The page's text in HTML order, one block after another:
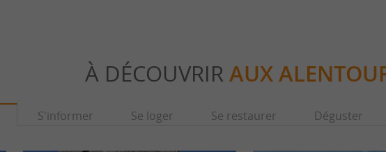
À DÉCOUVRIR AUX
S'informer Se loger Se restaurer Déguster